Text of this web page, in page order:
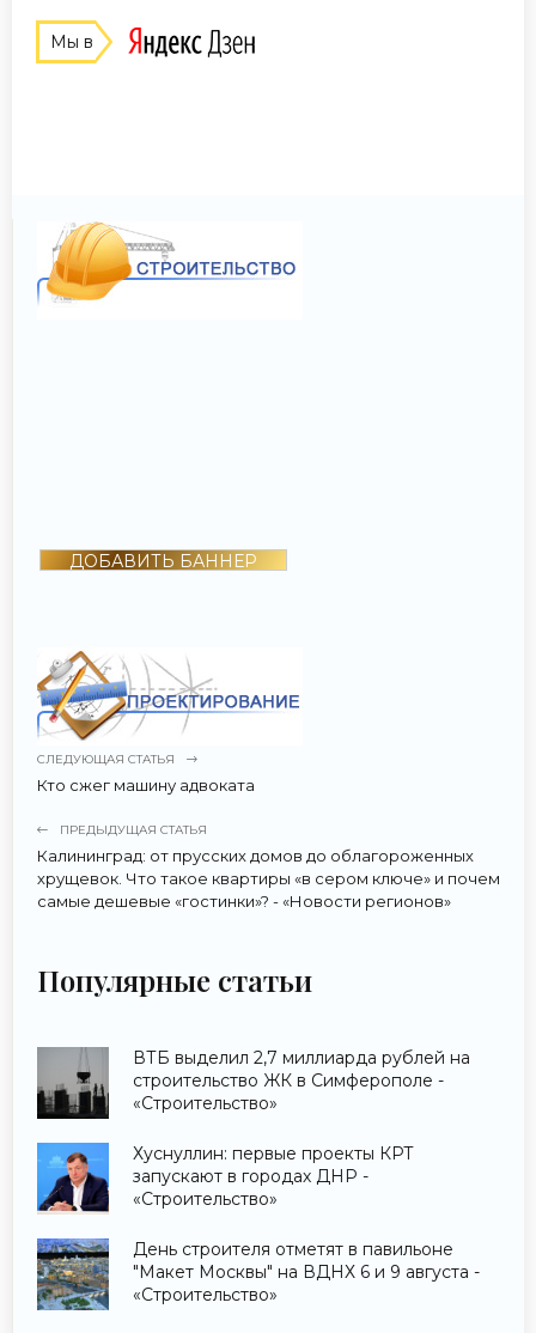
Мы в
ДОБАВИТЬ БАННЕР
СЛЕДУЮЩАЯ СТАТЬЯ
Кто сжег машину адвоката
ПРЕДЫДУЩАЯ СТАТЬЯ
Калининград: от прусских домов до облагороженных
хрущевок. Что такое квартиры «в сером ключе» и почем
самые дешевые «гостинки»? - «Новости регионов»
Популярные статьи
ВТБ выделил 2,7 миллиарда рублей на
строительство ЖК в Симферополе -
«Строительство»
Хуснуллин: первые проекты КРТ
запускают в городах ДНР -
«Строительство»
День строителя отметят в павильоне
"Макет Москвы" на ВДНХ 6 и 9 августа -
«Строительство»